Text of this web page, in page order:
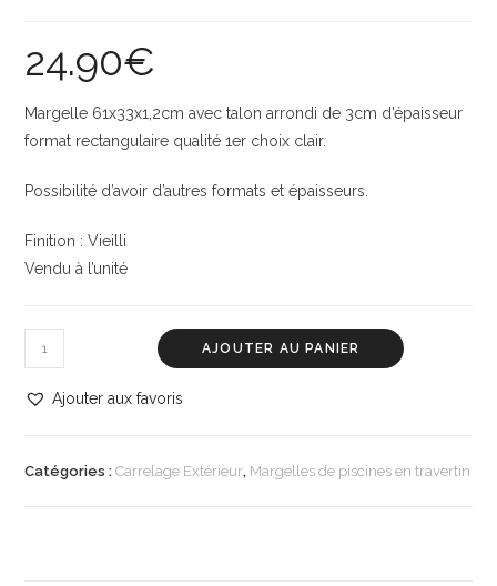
24.90€
Margelle 61x33x1,2cm avec talon arrondi de 3cm d’épaisseur
format rectangulaire qualité 1er choix clair.
Possibilité d’avoir d’autres formats et épaisseurs.
Finition : Vieilli
Vendu à l’unité
AJOUTER AU PANIER
Ajouter aux favoris
Catégories :Carrelage Extérieur, Margelles de piscines en travertin